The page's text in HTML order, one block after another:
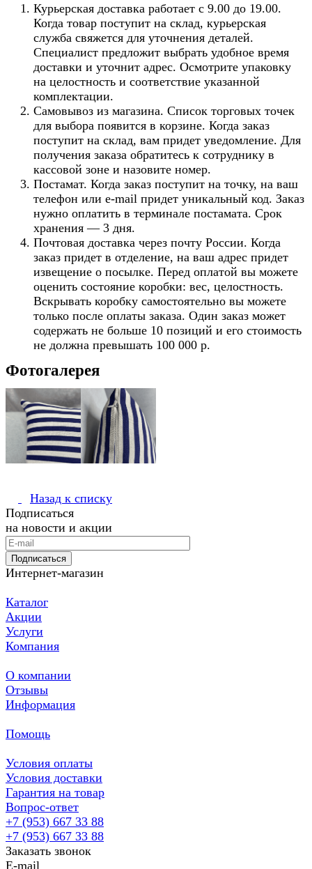
Курьерская доставка работает с 9.00 до 19.00.
Когда товар поступит на склад, курьерская
служба свяжется для уточнения деталей.
Специалист предложит выбрать удобное время
доставки и уточнит адрес. Осмотрите упаковку
на целостность и соответствие указанной
комплектации.
Самовывоз из магазина. Список торговых точек
для выбора появится в корзине. Когда заказ
поступит на склад, вам придет уведомление. Для
получения заказа обратитесь к сотруднику в
кассовой зоне и назовите номер.
Постамат. Когда заказ поступит на точку, на ваш
телефон или e-mail придет уникальный код. Заказ
нужно оплатить в терминале постамата. Срок
хранения — 3 дня.
Почтовая доставка через почту России. Когда
заказ придет в отделение, на ваш адрес придет
извещение о посылке. Перед оплатой вы можете
оценить состояние коробки: вес, целостность.
Вскрывать коробку самостоятельно вы можете
только после оплаты заказа. Один заказ может
содержать не больше 10 позиций и его стоимость
не должна превышать 100 000 р.
Фотогалерея
Назад к списку
Подписаться
на новости и акции
Подписаться
Интернет-магазин
Каталог
Акции
Услуги
Компания
О компании
Отзывы
Информация
Помощь
Условия оплаты
Условия доставки
Гарантия на товар
Вопрос-ответ
+7 (953) 667 33 88
+7 (953) 667 33 88
Заказать звонок
E-mail